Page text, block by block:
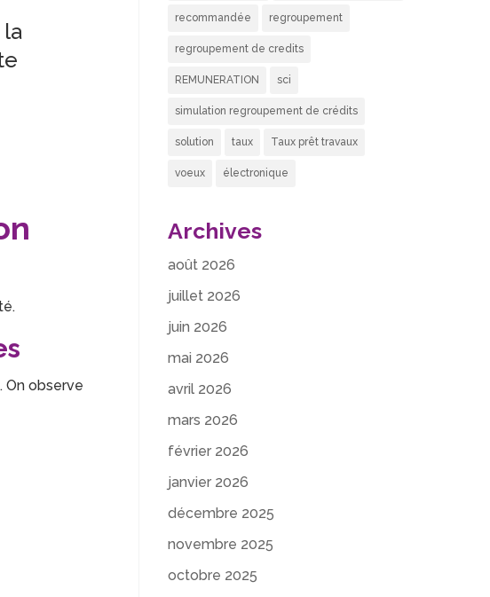
On observe
recommandée regroupement
regroupement de credits
REMUNERATION sci
simulation regroupement de crédits
solution taux Taux prêt travaux
voeux électronique
Archives
août 2026
juillet 2026
juin 2026
mai 2026
avril 2026
mars 2026
février 2026
janvier 2026
décembre 2025
novembre 2025
octobre 2025